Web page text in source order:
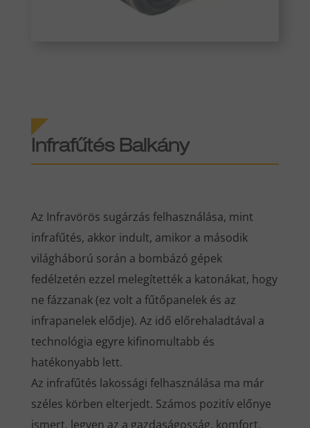
Infrafűtés Balkány
Az Infravörös sugárzás felhasználása, mint
infrafűtés, akkor indult, amikor a második
világháború során a bombázó gépek
fedélzetén ezzel melegítették a katonákat, hogy
ne fázzanak (ez volt a fűtőpanelek és az
infrapanelek elődje). Az idő előrehaladtával a
technológia egyre kifinomultabb és
hatékonyabb lett.
Az infrafűtés lakossági felhasználása ma már
széles körben elterjedt. Számos pozitív előnye
ismert, legyen az a gazdaságosság, komfort,